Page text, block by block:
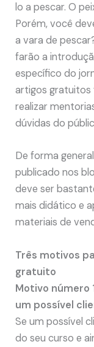
lo a pescar. O
Porém, você
a vara de
farão a
específico do
artigos gratuitos
realizar
dúvidas do
De forma
publicado nos
deve ser
mais didático e
materiais de
Três motivos
gratuito
Motivo número
um possível
Se um possível
do seu curso e